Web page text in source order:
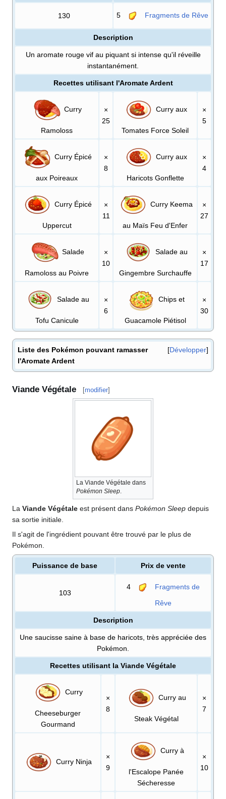
130 5 Fragments de Rêve
Description
Un aromate rouge vif au piquant si intense qu'il réveille
instantanément.
Recettes utilisant l'Aromate Ardent
Curry
Ramoloss
×
25
Curry aux
Tomates Force Soleil
×
5
Curry Épicé
aux Poireaux
×
8
Curry aux
Haricots Gonflette
×
4
Curry Épicé
Uppercut
×
11
Curry Keema
au Maïs Feu d'Enfer
×
27
Salade
Ramoloss au Poivre
×
10
Salade au
Gingembre Surchauffe
×
17
Salade au
Tofu Canicule
×
6
Chips et
Guacamole Piétisol
×
30
Développer
Liste des Pokémon pouvant ramasser
l'Aromate Ardent
Viande Végétale [modifier]
La Viande Végétale dans
Pokémon Sleep.
La Viande Végétale est présent dans Pokémon Sleep depuis
sa sortie initiale.
Il s'agit de l'ingrédient pouvant être trouvé par le plus de
Pokémon.
Puissance de base Prix de vente
103
4 Fragments de
Rêve
Description
Une saucisse saine à base de haricots, très appréciée des
Pokémon.
Recettes utilisant la Viande Végétale
Curry
Cheeseburger
Gourmand
×
8
Curry au
Steak Végétal
×
7
Curry Ninja
×
9
Curry à
l'Escalope Panée
Sécheresse
×
10